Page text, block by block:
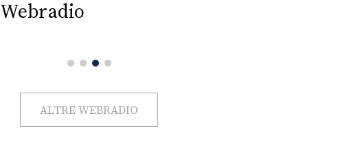
Webradio
ALTRE WEBRADIO